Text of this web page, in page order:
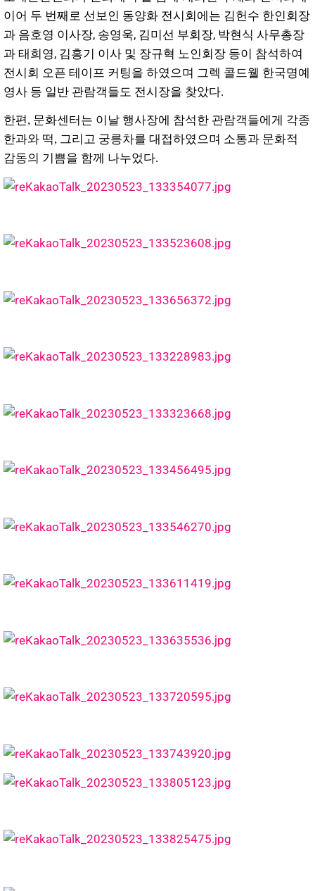
이어 두 번째로 선보인 동양화 전시회에는 김헌수 한인회장
과 음호영 이사장, 송영욱, 김미선 부회장, 박현식 사무총장
과 태희영, 김홍기 이사 및 장규혁 노인회장 등이 참석하여
전시회 오픈 테이프 커팅을 하였으며 그렉 콜드웰 한국명예
영사 등 일반 관람객들도 전시장을 찾았다.
한편, 문화센터는 이날 행사장에 참석한 관람객들에게 각종
한과와 떡, 그리고 궁릉차를 대접하였으며 소통과 문화적
감동의 기쁨을 함께 나누었다.